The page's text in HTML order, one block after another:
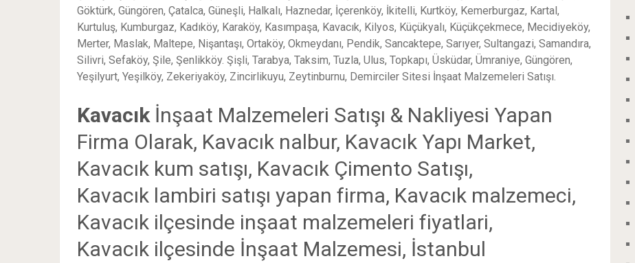
Göktürk, Güngören, Çatalca, Güneşli, Halkalı, Haznedar, İçerenköy, İkitelli, Kurtköy, Kemerburgaz, Kartal,
Kurtuluş, Kumburgaz, Kadıköy, Karaköy, Kasımpaşa, Kavacık, Kilyos, Küçükyalı, Küçükçekmece, Mecidiyeköy,
Merter, Maslak, Maltepe, Nişantaşı, Ortaköy, Okmeydanı, Pendik, Sancaktepe, Sarıyer, Sultangazi, Samandıra,
Silivri, Sefaköy, Şile, Şenlikköy. Şişli, Tarabya, Taksim, Tuzla, Ulus, Topkapı, Üsküdar, Ümraniye, Güngören,
Yeşilyurt, Yeşilköy, Zekeriyaköy, Zincirlikuyu, Zeytinburnu, Demirciler Sitesi İnşaat Malzemeleri Satışı.
Kavacık İnşaat Malzemeleri Satışı & Nakliyesi Yapan
Firma Olarak, Kavacık nalbur, Kavacık Yapı Market,
Kavacık kum satışı, Kavacık Çimento Satışı,
Kavacık lambiri satışı yapan firma, Kavacık malzemeci,
Kavacık ilçesinde inşaat malzemeleri fiyatlari,
Kavacık ilçesinde İnşaat Malzemesi, İstanbul